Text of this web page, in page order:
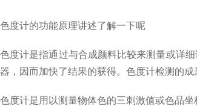
色度计的功能原理讲述了解一下呢
色度计是指通过与合成颜料比较来测量或详
器，因而加快了结果的获得。色度计检测的成
色度计是用以测量物体色的三刺激值或色品坐